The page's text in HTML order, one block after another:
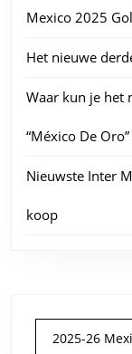
Mexico 2025
Het nieuwe
Waar kun je het
“México De
Nieuwste Inter
koop
2025-26